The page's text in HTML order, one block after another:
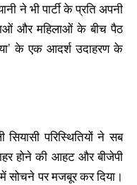
ने भी पार्टी के प्रति अपनी
और महिलाओं के बीच पैठ
के एक आदर्श उदाहरण के
परिस्थितियों ने सब
होने की आहट और बीजेपी
सोचने पर मजबूर कर दिया।